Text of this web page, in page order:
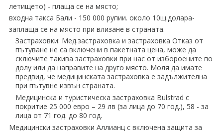
летището) - плаща се на място;
входна такса Бали - 150 000 рупии. около 10щ.долара-
заплаща се на място при влизане в страната.
Застраховки: Мед.застраховка и застраховка Отказ от
пътуване не са включени в пакетната цена, може да
сключите такива застраховки при нас от избороените по
долу или да направите на друго място. Моля да имате
предвид, че медицинската застраховка е задължителна
при пътувне извън страната.
Медицинска и туристическа застраховка Bulstrad с
покритие 25 000 евро – 29 лв (за лица до 70 год.), 58 - за
лица от 71 год. до 80 год.
Медицински застраховки Аллианц с включена защита за